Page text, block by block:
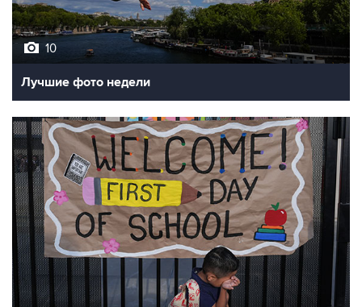
10
Лучшие фото недели